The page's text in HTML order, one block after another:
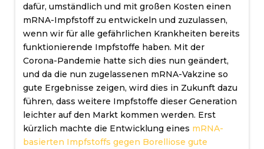
dafür, umständlich und mit großen Kosten einen
mRNA-Impfstoff zu entwickeln und zuzulassen,
wenn wir für alle gefährlichen Krankheiten bereits
funktionierende Impfstoffe haben. Mit der
Corona-Pandemie hatte sich dies nun geändert,
und da die nun zugelassenen mRNA-Vakzine so
gute Ergebnisse zeigen, wird dies in Zukunft dazu
führen, dass weitere Impfstoffe dieser Generation
leichter auf den Markt kommen werden. Erst
kürzlich machte die Entwicklung eines mRNA-
basierten Impfstoffs gegen Borelliose gute